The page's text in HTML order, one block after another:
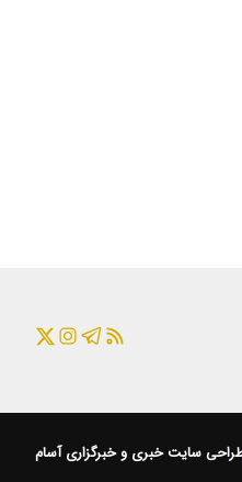
سایت خبری و خبرگزاری آسام